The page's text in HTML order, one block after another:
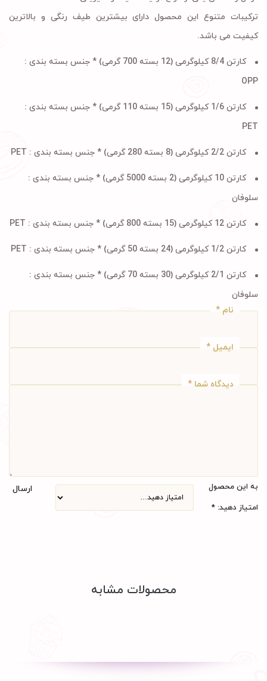
ترکیبات متنوع این محصول دارای بیشترین طیف رنگی و بالاترین
کیفیت می باشد.
کارتن 8/4 کیلوگرمی (12 بسته 700 گرمی) * جنس بسته بندی :
OPP
کارتن 1/6 کیلوگرمی (15 بسته 110 گرمی) * جنس بسته بندی :
PET
کارتن 2/2 کیلوگرمی (8 بسته 280 گرمی) * جنس بسته بندی : PET
کارتن 10 کیلوگرمی (2 بسته 5000 گرمی) * جنس بسته بندی :
سلوفان
کارتن 12 کیلوگرمی (15 بسته 800 گرمی) * جنس بسته بندی : PET
کارتن 1/2 کیلوگرمی (24 بسته 50 گرمی) * جنس بسته بندی :
کارتن 2/1 کیلوگرمی (30 بسته 70 گرمی) * جنس بسته بندی :
سلوفان
نام *
ایمیل *
دیدگاه شما *
به این محصول
امتیاز دهید: *
ارسال
محصولات مشابه